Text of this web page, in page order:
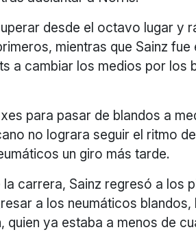
desde el octavo lugar y
mientras que Sainz fue
a cambiar los medios por los
para pasar de blandos a
no lograra seguir el ritmo
un giro más tarde.
carrera, Sainz regresó a los
a los neumáticos blandos,
quien ya estaba a menos de